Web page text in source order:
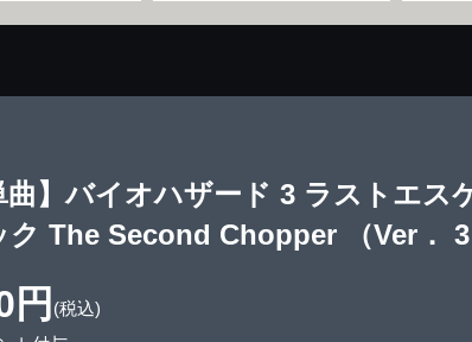
曲】バイオハザード 3 ラストエ
ク The Second Chopper （Ver． 3
円 (税込)